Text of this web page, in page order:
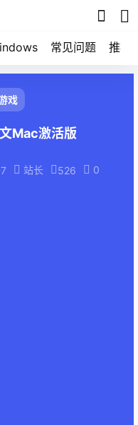
常见问题 推荐
戏
Mac激活版
站长 526 0